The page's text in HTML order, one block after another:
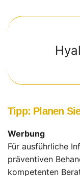
Tipp: Planen
Werbung
Für ausführliche
präventiven
kompetenten